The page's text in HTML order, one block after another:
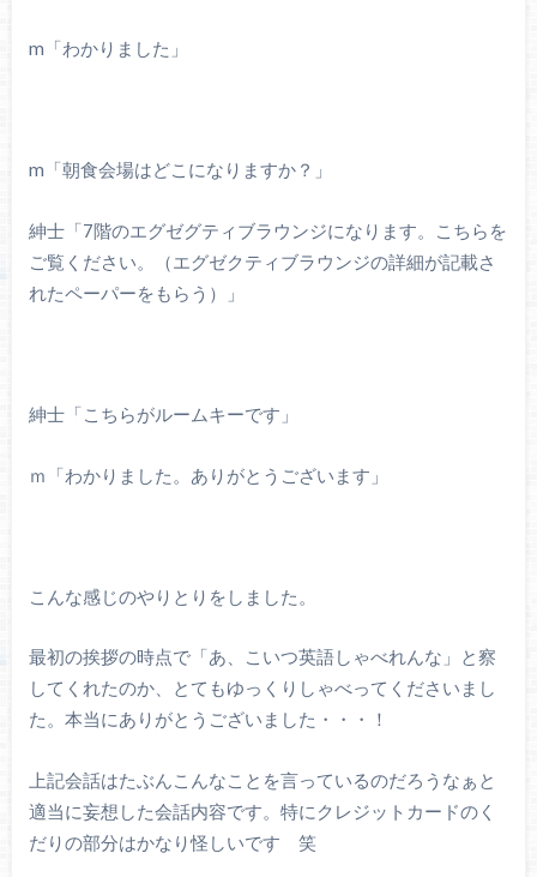
m「わかりました」
m「朝食会場はどこになりますか？」
紳士「7階のエグゼグティブラウンジになります。こちらを
ご覧ください。（エグゼクティブラウンジの詳細が記載さ
れたペーパーをもらう）」
紳士「こちらがルームキーです」
ｍ「わかりました。ありがとうございます」
こんな感じのやりとりをしました。
最初の挨拶の時点で「あ、こいつ英語しゃべれんな」と察
してくれたのか、とてもゆっくりしゃべってくださいまし
た。本当にありがとうございました・・・！
上記会話はたぶんこんなことを言っているのだろうなぁと
適当に妄想した会話内容です。特にクレジットカードのく
だりの部分はかなり怪しいです 笑